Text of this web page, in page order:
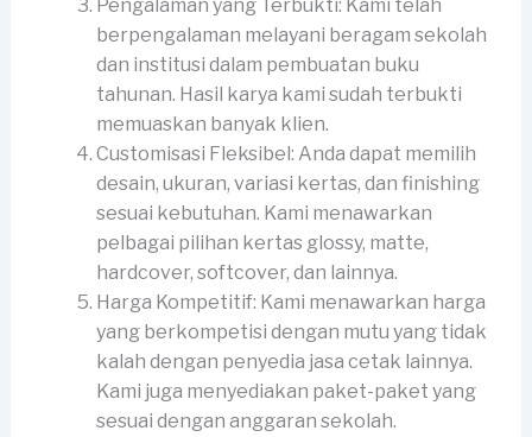
Pengalaman yang Terbukti: Kami telah
berpengalaman melayani beragam sekolah
dan institusi dalam pembuatan buku
tahunan. Hasil karya kami sudah terbukti
memuaskan banyak klien.
Customisasi Fleksibel: Anda dapat memilih
desain, ukuran, variasi kertas, dan finishing
sesuai kebutuhan. Kami menawarkan
pelbagai pilihan kertas glossy, matte,
hardcover, softcover, dan lainnya.
Harga Kompetitif: Kami menawarkan harga
yang berkompetisi dengan mutu yang tidak
kalah dengan penyedia jasa cetak lainnya.
Kami juga menyediakan paket-paket yang
sesuai dengan anggaran sekolah.